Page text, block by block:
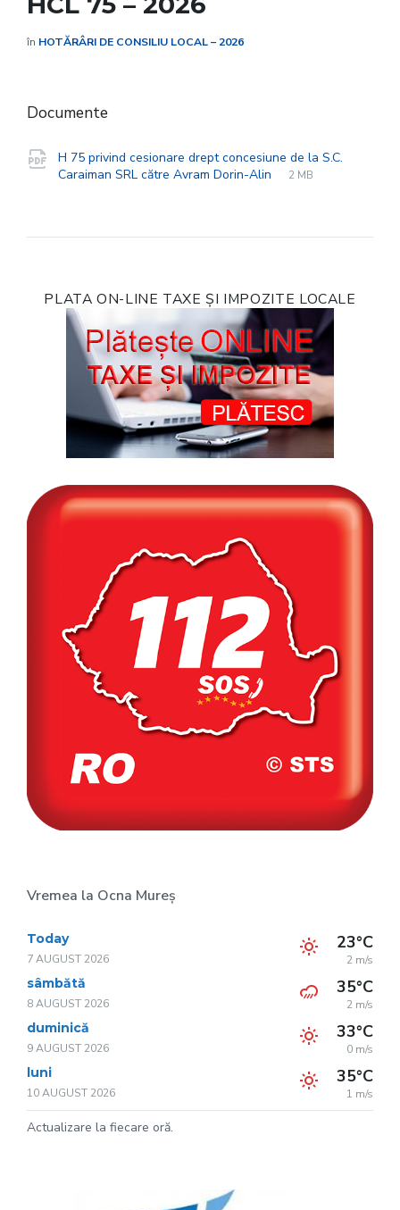
în HOTĂRÂRI DE CONSILIU LOCAL – 2026
Documente
H 75 privind cesionare drept concesiune de la S.C.
Caraiman SRL către Avram Dorin-Alin
File
pdf
File
2 MB
PLATA ON-LINE TAXE ȘI IMPOZITE LOCALE
Vremea la Ocna Mureș
Today
7 AUGUST 2026
23°C
2 m/s
sâmbătă
8 AUGUST 2026
35°C
2 m/s
duminică
9 AUGUST 2026
33°C
0 m/s
luni
10 AUGUST 2026
35°C
1 m/s
Actualizare la fiecare oră.